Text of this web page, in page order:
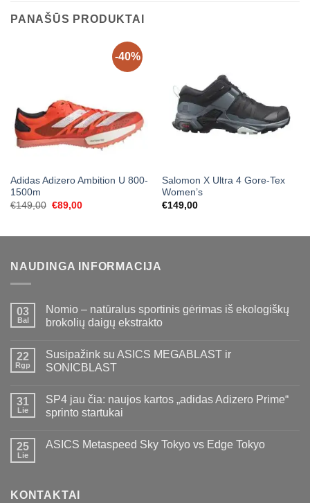
PANAŠŪS PRODUKTAI
-40%
Adidas Adizero Ambition U 800-
1500m
€149,00 Original
price
€89,00Current
Salomon X Ultra 4 Gore-Tex
Women’s
€149,00
NAUDINGA INFORMACIJA
03
Bal
Nomio – natūralus sportinis gėrimas iš ekologiškų
brokolių daigų ekstrakto
22
Rgp
Susipažink su ASICS MEGABLAST ir
SONICBLAST
31
Lie
SP4 jau čia: naujos kartos „adidas Adizero Prime“
sprinto startukai
25
Lie
ASICS Metaspeed Sky Tokyo vs Edge Tokyo
KONTAKTAI